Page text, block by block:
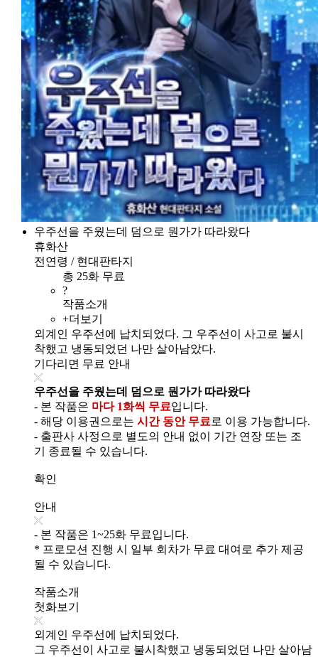
우주선을 주웠는데 덤으로 뭔가가 따라왔다
휴화산
전연령 / 현대판타지
총 25화 무료
?
작품소개
+더보기
외계인 우주선에 납치되었다. 그 우주선이 사고로 불시
착했고 냉동되었던 나만 살아남았다.
기다리면 무료 안내
우주선을 주웠는데 덤으로 뭔가가 따라왔다
- 본 작품은 마다 1화씩 무료입니다.
- 해당 이용권으로는 시간 동안 무료 로 이용 가능합니다.
- 출판사 사정으로 별도의 안내 없이 기간 연장 또는 조
기 종료될 수 있습니다.
확인
안내
- 본 작품은 1~25화 무료입니다.
* 프로모션 진행 시 일부 회차가 무료 대여로 추가 제공
될 수 있습니다.
작품소개
첫화보기
외계인 우주선에 납치되었다.
그 우주선이 사고로 불시착했고 냉동되었던 나만 살아남